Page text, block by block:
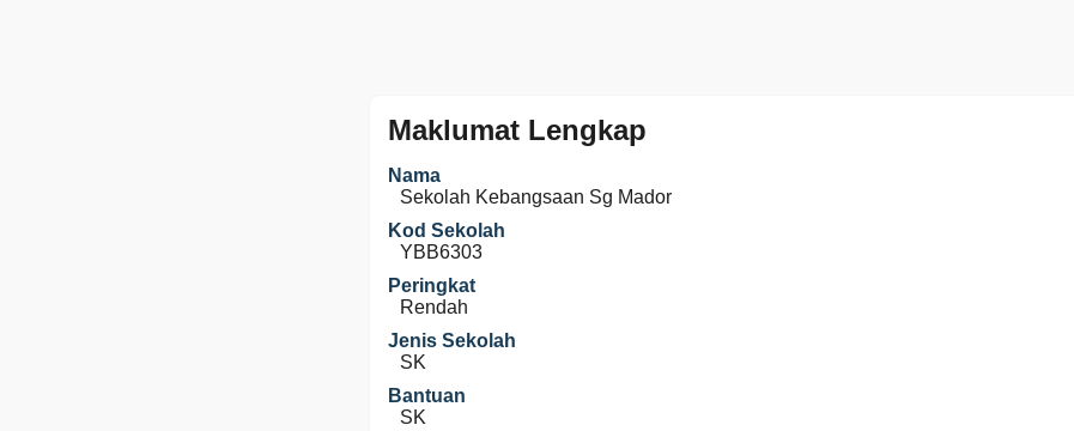
Maklumat Lengkap
Nama
Sekolah Kebangsaan Sg Mador
Kod Sekolah
YBB6303
Peringkat
Rendah
Jenis Sekolah
SK
Bantuan
SK